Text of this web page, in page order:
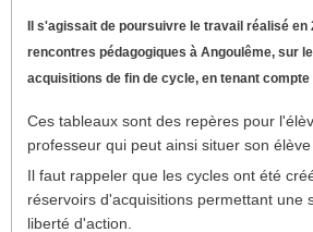
Il s'agissait de poursuivre le travail réalisé en
rencontres pédagogiques à Angoulême, sur
acquisitions de fin de cycle, en tenant
Ces tableaux sont des repères pour
professeur qui peut ainsi situer son élève
Il faut rappeler que les cycles ont été
réservoirs d'acquisitions permettant une
liberté d'action.